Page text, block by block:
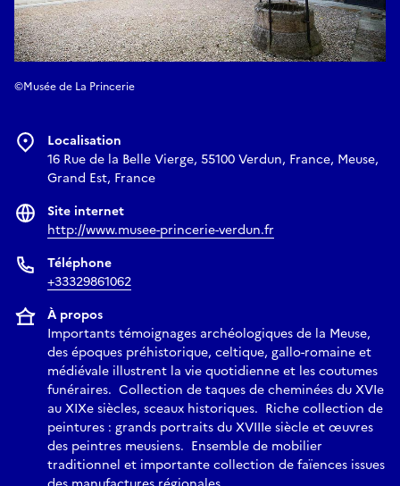
©Musée de La Princerie
Localisation
16 Rue de la Belle Vierge, 55100 Verdun, France, Meuse,
Grand Est, France
Site internet
http://www.musee-princerie-verdun.fr
Téléphone
+33329861062
À propos
Importants témoignages archéologiques de la Meuse,
des époques préhistorique, celtique, gallo-romaine et
médiévale illustrent la vie quotidienne et les coutumes
funéraires. Collection de taques de cheminées du XVIe
au XIXe siècles, sceaux historiques. Riche collection de
peintures : grands portraits du XVIIIe siècle et œuvres
des peintres meusiens. Ensemble de mobilier
traditionnel et importante collection de faïences issues